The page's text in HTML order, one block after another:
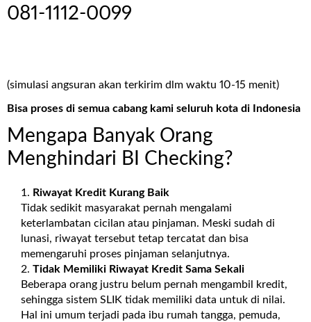
081-1112-0099
(simulasi angsuran akan terkirim dlm waktu 10-15 menit)
Bisa proses di semua cabang kami seluruh kota di Indonesia
Mengapa Banyak Orang
Menghindari BI Checking?
Riwayat Kredit Kurang Baik
Tidak sedikit masyarakat pernah mengalami
keterlambatan cicilan atau pinjaman. Meski sudah di
lunasi, riwayat tersebut tetap tercatat dan bisa
memengaruhi proses pinjaman selanjutnya.
Tidak Memiliki Riwayat Kredit Sama Sekali
Beberapa orang justru belum pernah mengambil kredit,
sehingga sistem SLIK tidak memiliki data untuk di nilai.
Hal ini umum terjadi pada ibu rumah tangga, pemuda,